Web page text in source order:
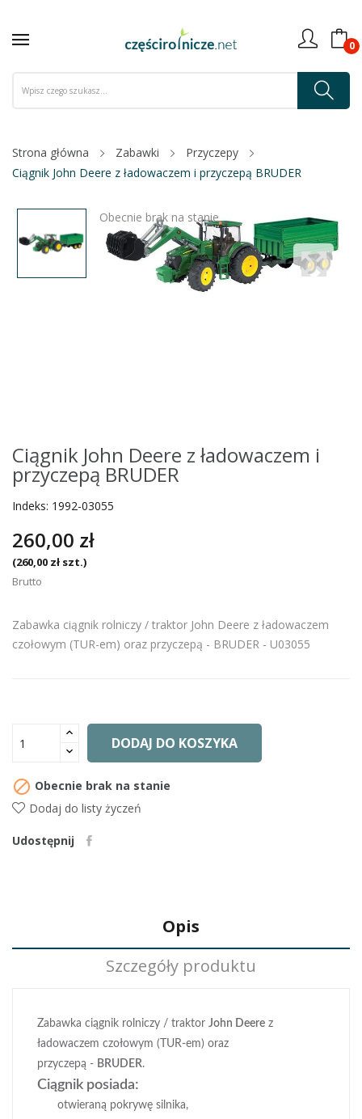
0
Strona główna Zabawki
Przyczepy
Ciągnik John Deere z ładowaczem i przyczepą BRUDER
Obecnie brak na stanie
Ciągnik John Deere z ładowaczem i
przyczepą BRUDER
Indeks: 1992-03055
260,00 zł
(260,00 zł szt.)
Brutto
Zabawka ciągnik rolniczy / traktor John Deere z ładowaczem
czołowym (TUR-em) oraz przyczepą - BRUDER - U03055
DODAJ DO KOSZYKA
 Obecnie brak na stanie
Dodaj do listy życzeń
Udostępnij
Opis
Szczegóły produktu
Zabawka ciągnik rolniczy / traktor John Deere z
ładowaczem czołowym (TUR-em) oraz
przyczepą - BRUDER.
Ciągnik posiada:
otwieraną pokrywę silnika,